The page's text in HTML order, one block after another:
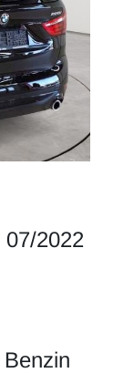
07/2022
Benzin